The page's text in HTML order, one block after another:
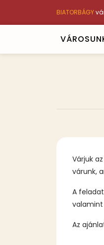
BIATORBÁGY
Main
Várjuk
várunk,
A
valamint
Az